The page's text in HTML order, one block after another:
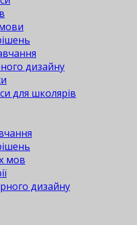
дизайну
для школярів
мов
дизайну